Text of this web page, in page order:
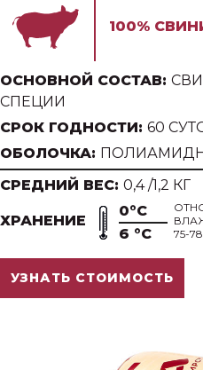
100%
ОСНОВНОЙ СОСТАВ:
СПЕЦИИ
СРОК ГОДНОСТИ: 60
ОБОЛОЧКА:
СРЕДНИЙ ВЕС: 0,4 /1,2 КГ
ХРАНЕНИЕ
0°С
6 °С
75-
УЗНАТЬ СТОИМОСТЬ